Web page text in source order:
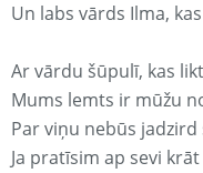
Un labs vārds Ilma,
Ar vārdu šūpulī, kas
Mums lemts ir mūžu
Par viņu nebūs jadzird
Ja pratīsim ap sevi krāt